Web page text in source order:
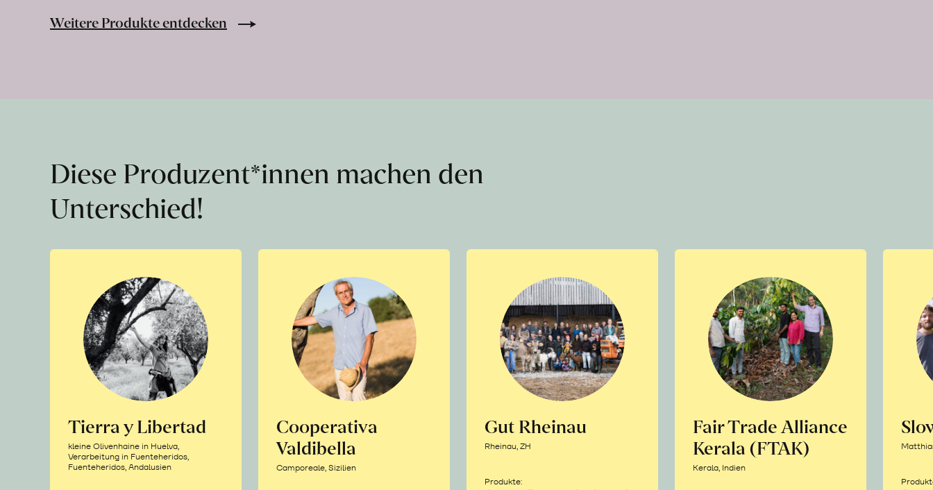
Weitere Produkte entdecken
Diese Produzent*innen machen den
Unterschied!
Tierra y Libertad
kleine Olivenhaine in Huelva,
Verarbeitung in Fuenteheridos,
Fuenteheridos, Andalusien
Cooperativa
Valdibella
Camporeale, Sizilien
Gut Rheinau
Rheinau, ZH
Produkte:
Fair Trade Alliance
Kerala (FTAK)
Kerala, Indien